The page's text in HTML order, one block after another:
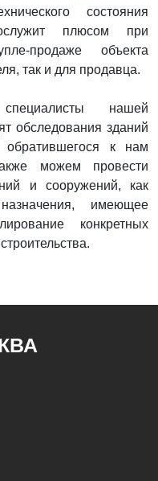
состояния
плюсом при
продаже объекта
так и для продавца.
специалисты нашей
обследования зданий
к нам
можем провести
и сооружений, как
имеющее
конкретных